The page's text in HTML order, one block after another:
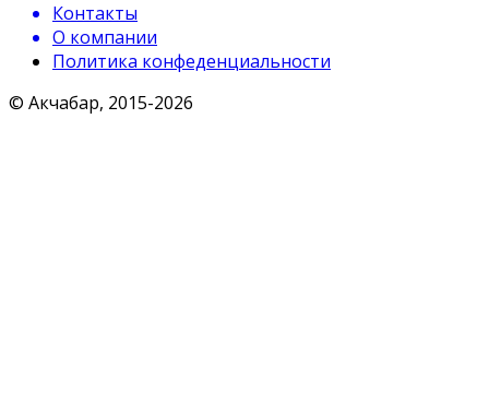
Контакты
О компании
Политика конфеденциальности
© Акчабар, 2015-2026